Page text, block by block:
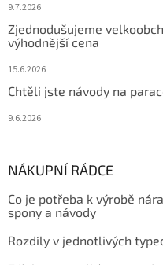
9.7.2026
Zjednodušujeme
výhodnější cena
15.6.2026
Chtěli jste návody na
9.6.2026
NÁKUPNÍ RÁDCE
Co je potřeba k výrobě
spony a návody
Rozdíly v jednotlivých